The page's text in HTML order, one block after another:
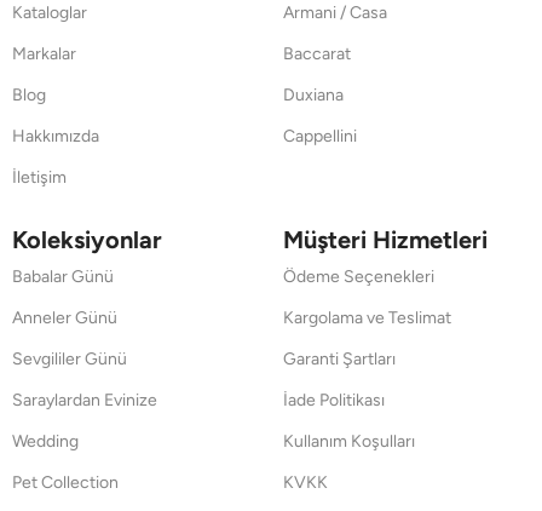
Kataloglar
Markalar
Blog
Hakkımızda
İletişim
Armani / Casa
Baccarat
Duxiana
Cappellini
Koleksiyonlar
Babalar Günü
Anneler Günü
Sevgililer Günü
Saraylardan Evinize
Wedding
Pet Collection
Müşteri Hizmetleri
Ödeme Seçenekleri
Kargolama ve Teslimat
Garanti Şartları
İade Politikası
Kullanım Koşulları
KVKK